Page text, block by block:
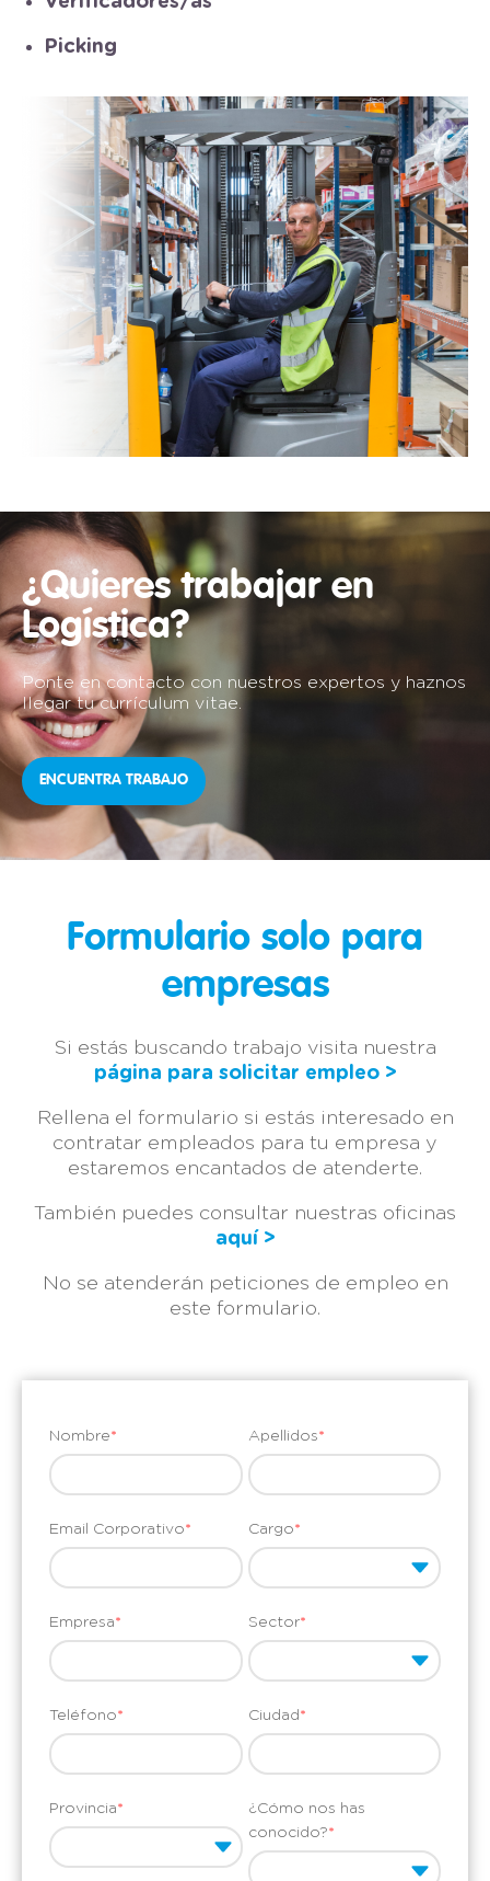
Picking
¿Quieres trabajar en
Logística?
Ponte en contacto con nuestros expertos y haznos
llegar tu currículum vitae.
ENCUENTRA TRABAJO
Formulario solo para
empresas
Si estás buscando trabajo visita nuestra
página para solicitar empleo >
Rellena el formulario si estás interesado en
contratar empleados para tu empresa y
estaremos encantados de atenderte.
También puedes consultar nuestras oficinas
aquí >
No se atenderán peticiones de empleo en
este formulario.
Nombre* Apellidos*
Email Corporativo* Cargo*
Empresa* Sector*
Teléfono* Ciudad*
Provincia*
¿Cómo nos has
conocido?*